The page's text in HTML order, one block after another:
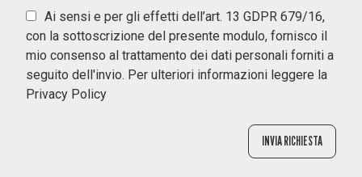
Ai sensi e per gli effetti dell’art. 13 GDPR 679/16,
con la sottoscrizione del presente modulo, fornisco il
mio consenso al trattamento dei dati personali forniti a
seguito dell'invio. Per ulteriori informazioni leggere la
Privacy Policy